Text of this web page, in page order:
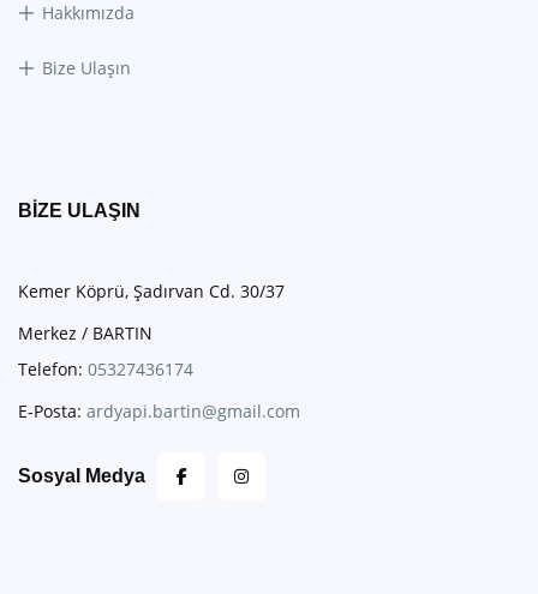
Hakkımızda
Bize Ulaşın
BIZE ULAŞIN
Kemer Köprü, Şadırvan Cd. 30/37
Merkez / BARTIN
Telefon: 05327436174
E-Posta: ardyapi.bartin@gmail.com
Sosyal Medya